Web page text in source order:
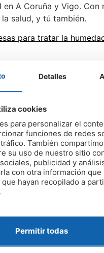
en A Coruña y Vigo. Con
salud, y tú también.
para tratar la
GRATUITO
Nuestros
o empresa para
de nuestros
Detalles
cookies
para personalizar el
funciones de redes
También
su uso de nuestro sitio
publicidad y
con otra información que
hayan recopilado a
Permitir todas